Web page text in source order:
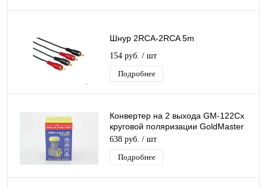
Шнур 2RCA-2RCA 5m
154 руб. / шт
Подробнее
Конвертер на 2 выхода GM-122Cx
круговой поляризации GoldMaster
TWIN для Триколор/НТВ-Плюс
638 руб. / шт
Подробнее